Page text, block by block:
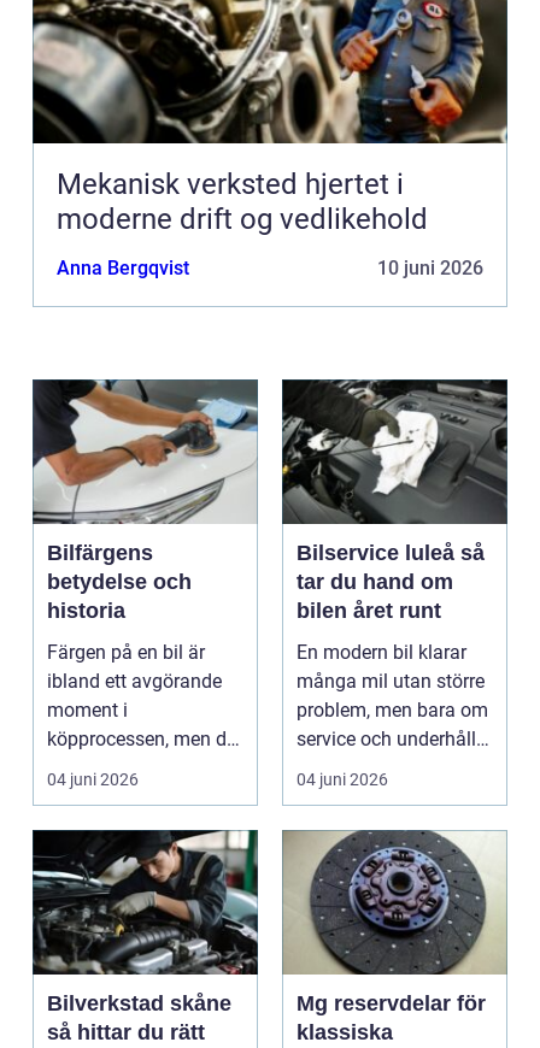
Mekanisk verksted hjertet i
moderne drift og vedlikehold
Anna Bergqvist 10 juni 2026
Bilfärgens
betydelse och
historia
Färgen på en bil är
ibland ett avgörande
moment i
köpprocessen, men det
ha...
04 juni 2026
Bilservice luleå så
tar du hand om
bilen året runt
En modern bil klarar
många mil utan större
problem, men bara om
service och underhåll
sköts i tid. I...
04 juni 2026
Bilverkstad skåne
så hittar du rätt
Mg reservdelar för
klassiska